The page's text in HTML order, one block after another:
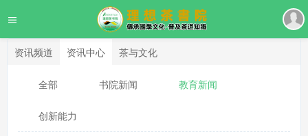
资讯频道 资讯中心 茶与文化
全部 书院新闻 教育新闻
创新能力